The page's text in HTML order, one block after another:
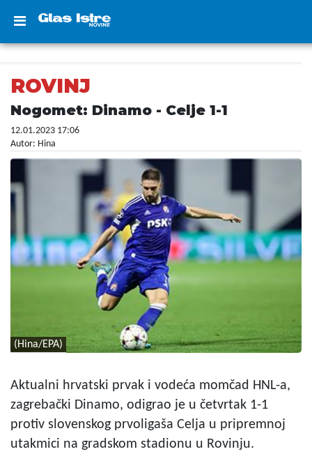
ROVINJ
Nogomet: Dinamo - Celje 1-1
12.01.2023 17:06
Autor: Hina
(Hina/EPA)
Aktualni hrvatski prvak i vodeća momčad HNL-a,
zagrebački Dinamo, odigrao je u četvrtak 1-1
protiv slovenskog prvoligaša Celja u pripremnoj
utakmici na gradskom stadionu u Rovinju.